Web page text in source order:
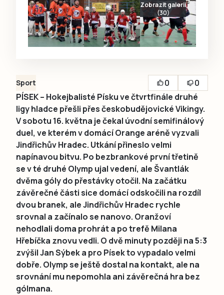
Zobrazit galerii
(30)
Sport 0
0
PÍSEK – Hokejbalisté Písku ve čtvrtfinále druhé
ligy hladce přešli přes českobudějovické Vikingy.
V sobotu 16. května je čekal úvodní semifinálový
duel, ve kterém v domácí Orange aréně vyzvali
Jindřichův Hradec. Utkání přineslo velmi
napínavou bitvu. Po bezbrankové první třetině
se v té druhé Olymp ujal vedení, ale Švantlák
dvěma góly do přestávky otočil. Na začátku
závěrečné části sice domácí odskočili na rozdíl
dvou branek, ale Jindřichův Hradec rychle
srovnal a začínalo se nanovo. Oranžoví
nehodlali doma prohrát a po trefě Milana
Hřebíčka znovu vedli. O dvě minuty později na 5:3
zvýšil Jan Sýbek a pro Písek to vypadalo velmi
dobře. Olymp se ještě dostal na kontakt, ale na
srovnání mu nepomohla ani závěrečná hra bez
gólmana.